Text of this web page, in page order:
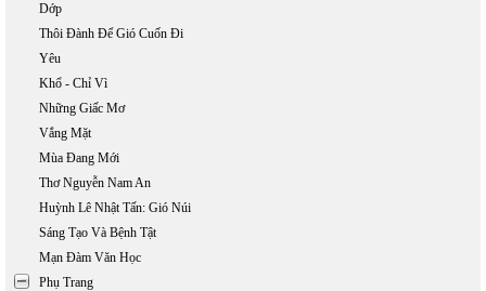
Dớp
Thôi Đành Để Gió Cuốn Đi
Yêu
Khổ - Chỉ Vì
Những Giấc Mơ
Vắng Mặt
Mùa Đang Mới
Thơ Nguyễn Nam An
Huỳnh Lê Nhật Tấn: Gió Núi
Sáng Tạo Và Bệnh Tật
Mạn Đàm Văn Học
Phụ Trang